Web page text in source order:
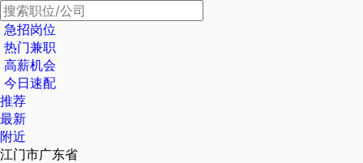
急招岗位
热门兼职
高薪机会
今日速配
推荐
最新
附近
江门市广东省